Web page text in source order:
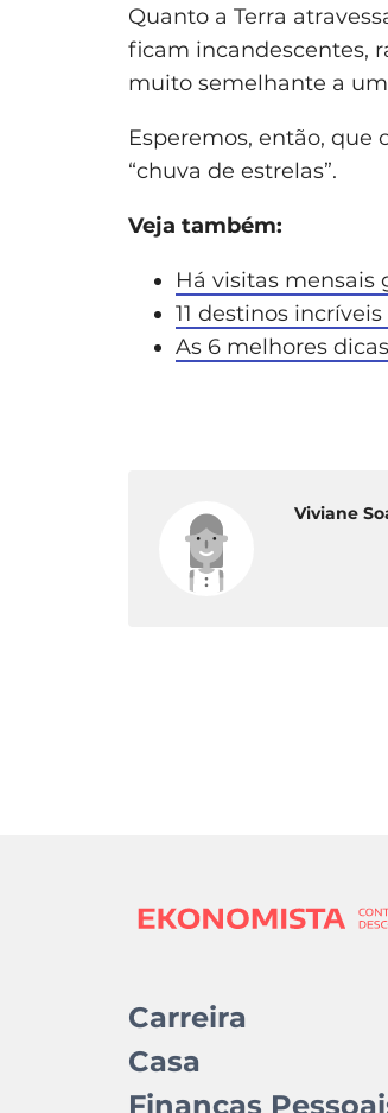
Quanto a Terra
ficam incandescentes,
muito semelhante a
Esperemos, então, que
“chuva de estrelas”.
Veja também:
Há visitas mensais
11 destinos
As 6 melhores
Viviane
Carreira
Casa
Finanças